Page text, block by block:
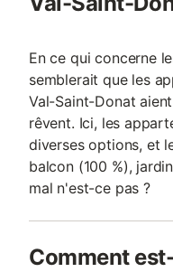
En ce qui concerne
semblerait que les
Val-Saint-Donat
rêvent. Ici, les
diverses options, et
balcon (100 %),
mal n'est-ce pas ?
Comment